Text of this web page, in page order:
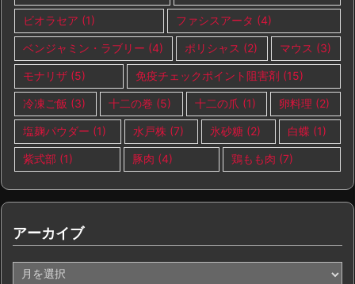
ビオラセア (1) ファシスアータ (4)
ベンジャミン・ラブリー (4) ポリシャス (2) マウス (3)
モナリザ (5) 免疫チェックポイント阻害剤 (15)
冷凍ご飯 (3) 十二の巻 (5) 十二の爪 (1) 卵料理 (2)
塩麹パウダー (1) 水戸株 (7) 氷砂糖 (2) 白蝶 (1)
紫式部 (1) 豚肉 (4) 鶏もも肉 (7)
アーカイブ